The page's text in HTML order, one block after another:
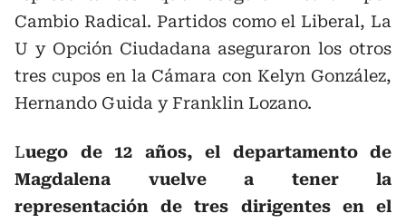
Cambio Radical. Partidos como el Liberal, La
U y Opción Ciudadana aseguraron los otros
tres cupos en la Cámara con Kelyn González,
Hernando Guida y Franklin Lozano.
Luego de 12 años, el departamento de
Magdalena vuelve a tener la
representación de tres dirigentes en el